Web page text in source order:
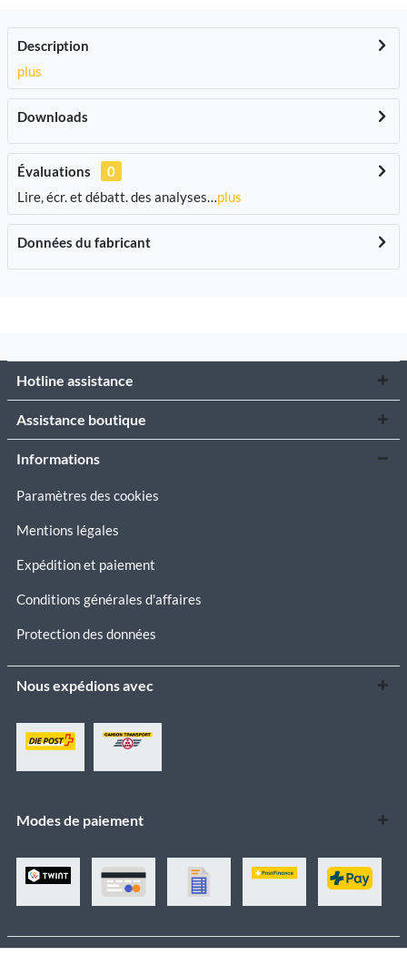
Description
plus
Downloads
Évaluations
0
Lire, écr. et débatt. des analyses…plus
Données du fabricant
Hotline assistance
Assistance boutique
Informations
Paramètres des cookies
Mentions légales
Expédition et paiement
Conditions générales d'affaires
Protection des données
Nous expédions avec
Modes de paiement